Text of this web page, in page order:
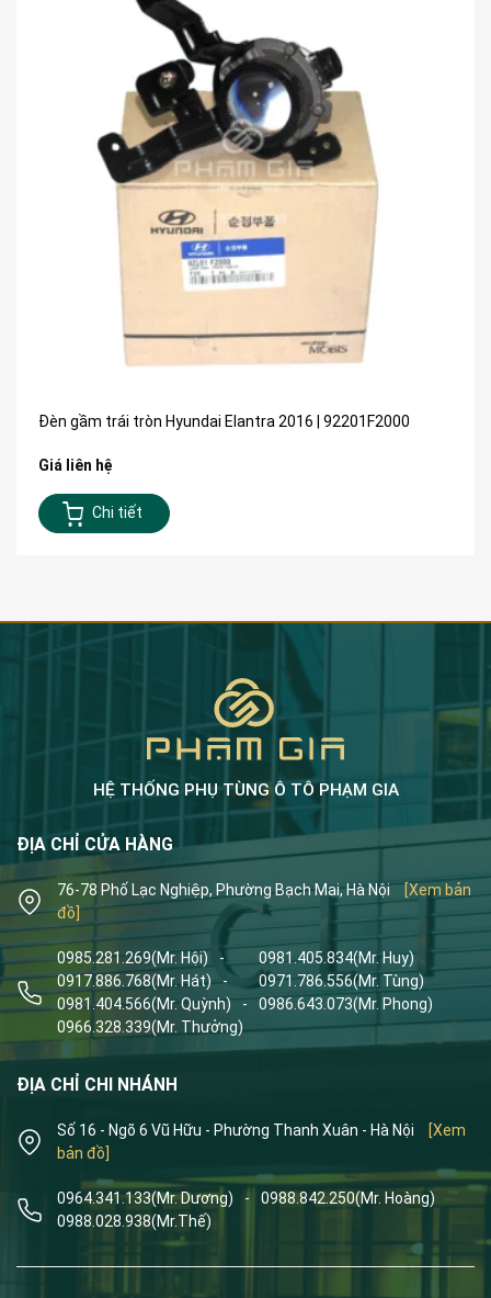
Đèn gầm trái tròn Hyundai Elantra 2016 | 92201F2000
Giá liên hệ
Chi tiết
HỆ THỐNG PHỤ TÙNG Ô TÔ PHẠM GIA
ĐỊA CHỈ CỬA HÀNG
76-78 Phố Lạc Nghiệp, Phường Bạch Mai, Hà Nội
[Xem bản
đồ]
0985.281.269(Mr. Hội) - 0981.405.834(Mr. Huy)
0917.886.768(Mr. Hát) - 0971.786.556(Mr. Tùng)
0981.404.566(Mr. Quỳnh) - 0986.643.073(Mr. Phong)
0966.328.339(Mr. Thưởng)
ĐỊA CHỈ CHI NHÁNH
Số 16 - Ngõ 6 Vũ Hữu - Phường Thanh Xuân - Hà Nội
[Xem
bản đồ]
0964.341.133(Mr. Dương) - 0988.842.250(Mr. Hoàng)
0988.028.938(Mr.Thế)